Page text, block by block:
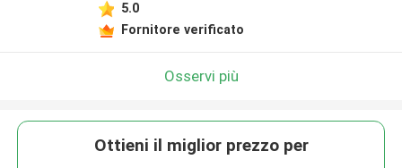
5.0
Fornitore verificato
Osservi più
Ottieni il miglior prezzo per